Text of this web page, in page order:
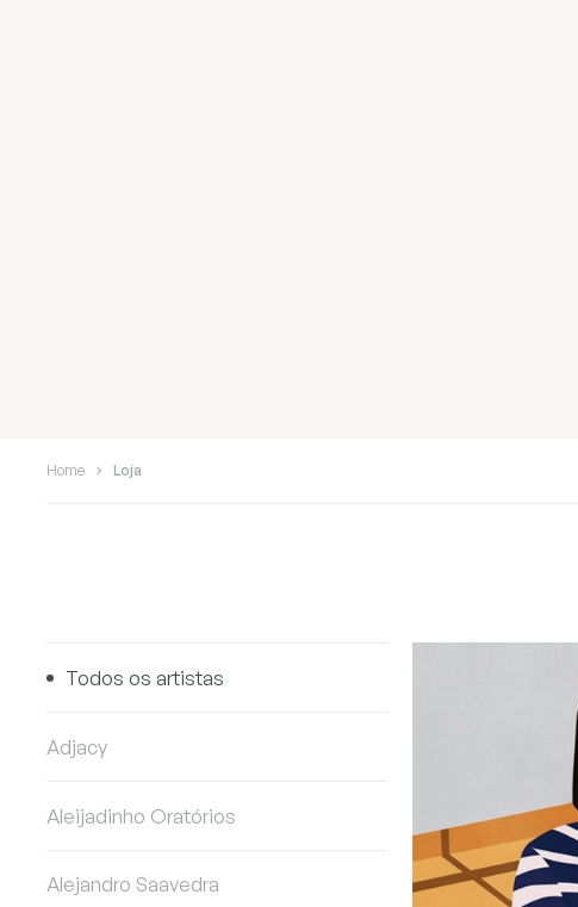
Home Loja
Todos os artistas
Adjacy
Aleijadinho Oratórios
Alejandro Saavedra